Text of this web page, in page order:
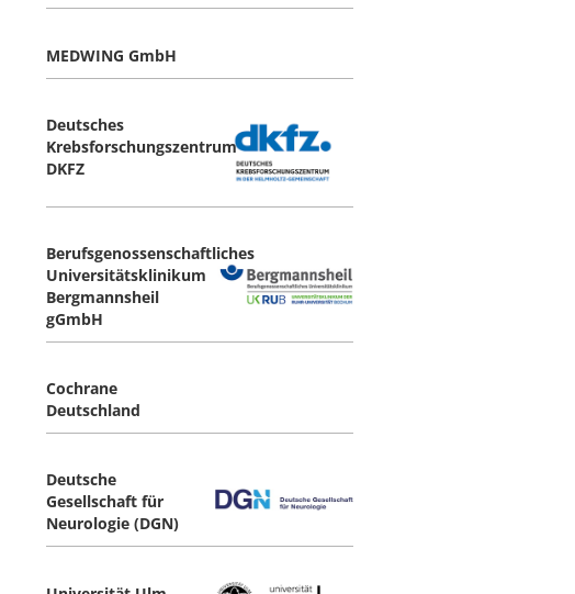
MEDWING GmbH
Deutsches
Krebsforschungszentrum
DKFZ
Berufsgenossenschaftliches
Universitätsklinikum
Bergmannsheil
gGmbH
Cochrane
Deutschland
Deutsche
Gesellschaft für
Neurologie (DGN)